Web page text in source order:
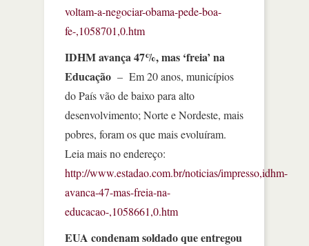
voltam-a-negociar-obama-pede-boa-
fe-,1058701,0.htm
IDHM avança 47%, mas ‘freia’ na
Educação – Em 20 anos, municípios
do País vão de baixo para alto
desenvolvimento; Norte e Nordeste, mais
pobres, foram os que mais evoluíram.
Leia mais no endereço:
http://www.estadao.com.br/noticias/impresso,idhm-
avanca-47-mas-freia-na-
educacao-,1058661,0.htm
EUA condenam soldado que entregou